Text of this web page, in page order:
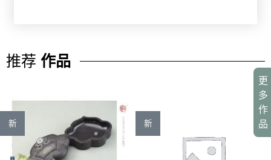
更
多
作
品
推荐 作品
新 新